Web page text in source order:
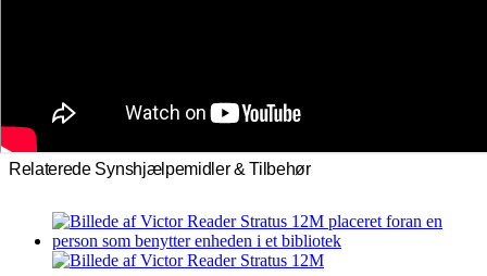
Relaterede Synshjælpemidler & Tilbehør